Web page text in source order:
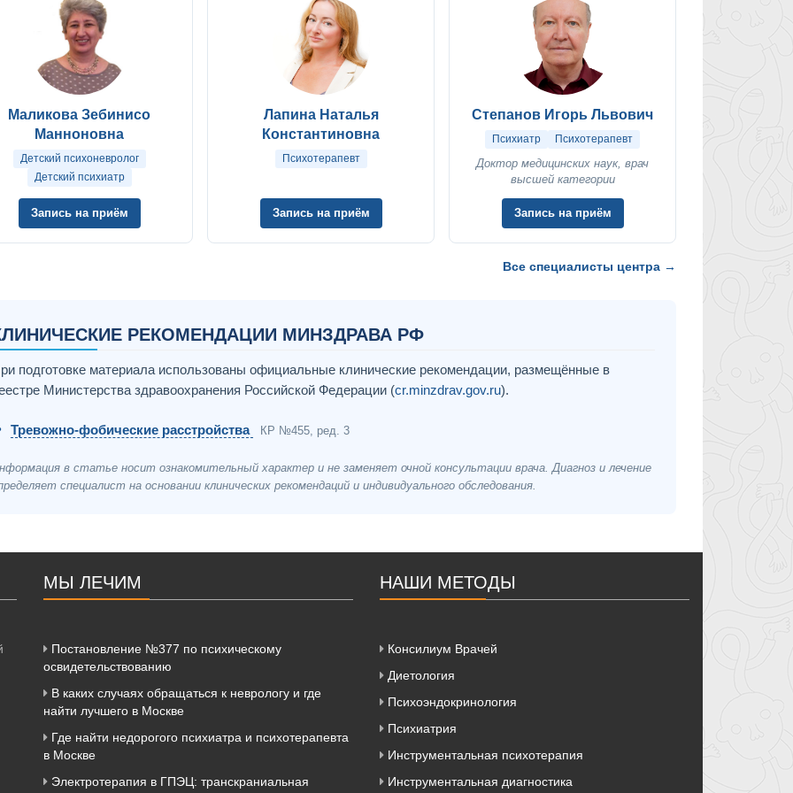
Маликова Зебинисо
Манноновна
Детский психоневролог
Детский психиатр
Запись на приём
Лапина Наталья
Константиновна
Психотерапевт
Запись на приём
Степанов Игорь Львович
Психиатр Психотерапевт
Доктор медицинских наук, врач
высшей категории
Запись на приём
Все специалисты центра →
РЕКОМЕНДАЦИИ МИНЗДРАВА РФ
подготовке материала использованы официальные клинические рекомендации, размещённые в
Министерства здравоохранения Российской Федерации (cr.minzdrav.gov.ru).
Тревожно-фобические расстройства КР №455, ред. 3
в статье носит ознакомительный характер и не заменяет очной консультации врача. Диагноз и лечение
специалист на основании клинических рекомендаций и индивидуального обследования.
МЫ ЛЕЧИМ
Постановление №377 по психическому
освидетельствованию
В каких случаях обращаться к неврологу и где
найти лучшего в Москве
Где найти недорогого психиатра и психотерапевта
в Москве
Электротерапия в ГПЭЦ: транскраниальная
НАШИ МЕТОДЫ
Консилиум Врачей
Диетология
Психоэндокринология
Психиатрия
Инструментальная психотерапия
Инструментальная диагностика